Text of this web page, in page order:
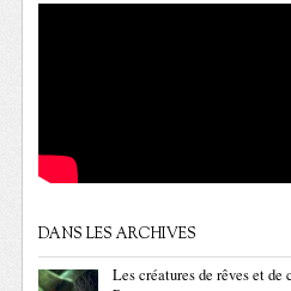
DANS LES ARCHIVES
Les créatures de rêves et de